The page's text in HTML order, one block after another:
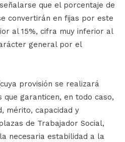
que el porcentaje de
convertirán en fijas por este
al 15%, cifra muy inferior al
general por el
provisión se realizará
que garanticen, en todo caso,
mérito, capacidad y
de Trabajador Social,
necesaria estabilidad a la